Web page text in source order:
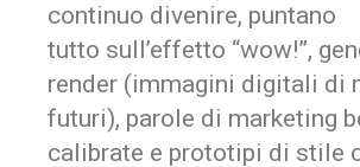
continuo divenire, puntano
tutto sull’effetto “wow!”,
render (immagini digitali di
futuri), parole di marketing
calibrate e prototipi di stile